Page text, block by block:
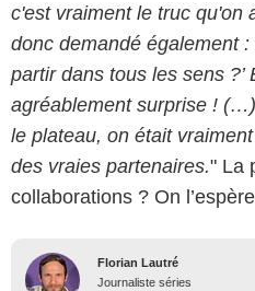
c'est vraiment le truc qu'on
donc demandé également :
partir dans tous les sens ?’
agréablement surprise !
le plateau, on était
des vraies partenaires." La
collaborations ? On
Florian Lautré
Journaliste séries